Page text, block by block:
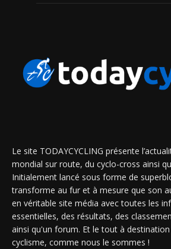
Le site TODAYCYCLING présente
mondial sur route, du cyclo-cross ainsi
Initialement lancé sous forme de
transforme au fur et à mesure que son
en véritable site média avec toutes les
essentielles, des résultats, des
ainsi qu'un forum. Et le tout à
cyclisme, comme nous le sommes !